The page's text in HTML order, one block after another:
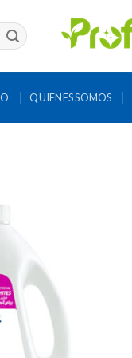
QUIENES SOMOS